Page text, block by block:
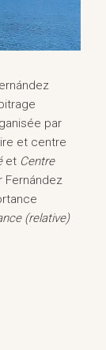
par
et centre
et Centre
Fernández
(relative)